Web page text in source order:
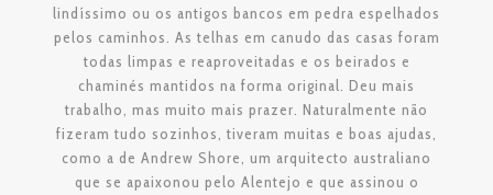
lindíssimo ou os antigos bancos em pedra espelhados
pelos caminhos. As telhas em canudo das casas foram
todas limpas e reaproveitadas e os beirados e
chaminés mantidos na forma original. Deu mais
trabalho, mas muito mais prazer. Naturalmente não
fizeram tudo sozinhos, tiveram muitas e boas ajudas,
como a de Andrew Shore, um arquitecto australiano
que se apaixonou pelo Alentejo e que assinou o